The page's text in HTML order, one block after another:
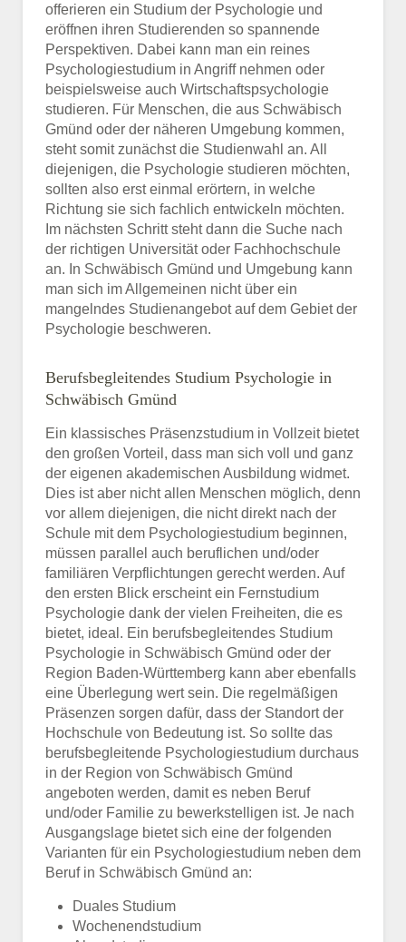
offerieren ein Studium der Psychologie und
eröffnen ihren Studierenden so spannende
Perspektiven. Dabei kann man ein reines
Psychologiestudium in Angriff nehmen oder
beispielsweise auch Wirtschaftspsychologie
studieren. Für Menschen, die aus Schwäbisch
Gmünd oder der näheren Umgebung kommen,
steht somit zunächst die Studienwahl an. All
diejenigen, die Psychologie studieren möchten,
sollten also erst einmal erörtern, in welche
Richtung sie sich fachlich entwickeln möchten.
Im nächsten Schritt steht dann die Suche nach
der richtigen Universität oder Fachhochschule
an. In Schwäbisch Gmünd und Umgebung kann
man sich im Allgemeinen nicht über ein
mangelndes Studienangebot auf dem Gebiet der
Psychologie beschweren.
Berufsbegleitendes Studium Psychologie in
Schwäbisch Gmünd
Ein klassisches Präsenzstudium in Vollzeit bietet
den großen Vorteil, dass man sich voll und ganz
der eigenen akademischen Ausbildung widmet.
Dies ist aber nicht allen Menschen möglich, denn
vor allem diejenigen, die nicht direkt nach der
Schule mit dem Psychologiestudium beginnen,
müssen parallel auch beruflichen und/oder
familiären Verpflichtungen gerecht werden. Auf
den ersten Blick erscheint ein Fernstudium
Psychologie dank der vielen Freiheiten, die es
bietet, ideal. Ein berufsbegleitendes Studium
Psychologie in Schwäbisch Gmünd oder der
Region Baden-Württemberg kann aber ebenfalls
eine Überlegung wert sein. Die regelmäßigen
Präsenzen sorgen dafür, dass der Standort der
Hochschule von Bedeutung ist. So sollte das
berufsbegleitende Psychologiestudium durchaus
in der Region von Schwäbisch Gmünd
angeboten werden, damit es neben Beruf
und/oder Familie zu bewerkstelligen ist. Je nach
Ausgangslage bietet sich eine der folgenden
Varianten für ein Psychologiestudium neben dem
Beruf in Schwäbisch Gmünd an:
Duales Studium
Wochenendstudium